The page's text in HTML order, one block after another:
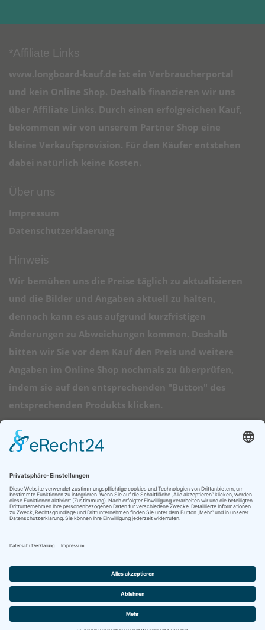
*Affiliate Links
www.longboard-kauf.de ist ein Verbraucherportal
und kein Online Shop. Deshalb finanzieren wir uns
über Affiliate Links. Durch einen erfolgreichen Kauf,
bekommen wir von unserem Partner Shop eine
kleine Verkaufsprovision. Für den Käufer entstehen
dabei natürlich keine Kosten.
Über uns
Impressum
Datenschutzerklaerung
Hinweis
Wir bemühen uns die Preise täglich zu aktualisieren
und die Bilder und Angaben aktuell zu halten,
dennoch kann es aus aufgrund kurzfristigen
Änderungen zu Abweichungen kommen. Deshalb
bitten wir Sie vor dem Kauf den Preis und weitere
Angaben im Online Shop nochmals zu überprüfen,
indem sie auf den entsprechenden "Button" des
entsprechenden Produkts klicken.
➠ Direktlinks
Longboard Anfänger
Mini Longboards
Elektro Longboards
© 2026 - Longboard Kauf - Diese Seite läuft mit dem Affiliate Theme